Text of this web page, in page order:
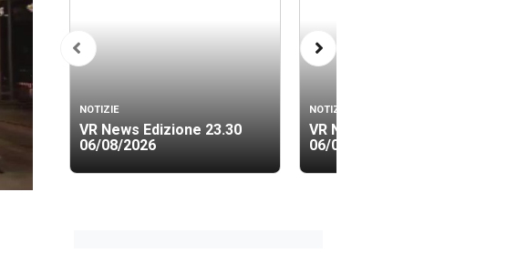
NOTIZIE
VR News Edizione 23.30
06/08/2026
NOTIZIE
VR News Edizione 19.40
06/08/2026